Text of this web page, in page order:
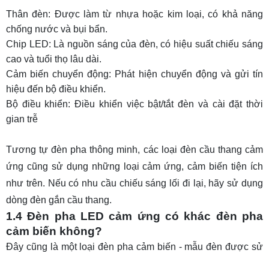
Thân đèn: Được làm từ nhựa hoặc kim loại, có khả năng
chống nước và bụi bẩn.
Chip LED: Là nguồn sáng của đèn, có hiệu suất chiếu sáng
cao và tuổi thọ lâu dài.
Cảm biến chuyển động: Phát hiện chuyển động và gửi tín
hiệu đến bộ điều khiển.
Bộ điều khiển: Điều khiển việc bật/tắt đèn và cài đặt thời
gian trễ
Tương tự đèn pha thông minh, các loại đèn cầu thang cảm
ứng cũng sử dụng những loại cảm ứng, cảm biến tiện ích
như trên. Nếu có nhu cầu chiếu sáng lối đi lại, hãy sử dụng
dòng đèn gắn cầu thang.
1.4 Đèn pha LED cảm ứng có khác đèn pha
cảm biến không?
Đây cũng là một loại đèn pha cảm biến - mẫu đèn được sử